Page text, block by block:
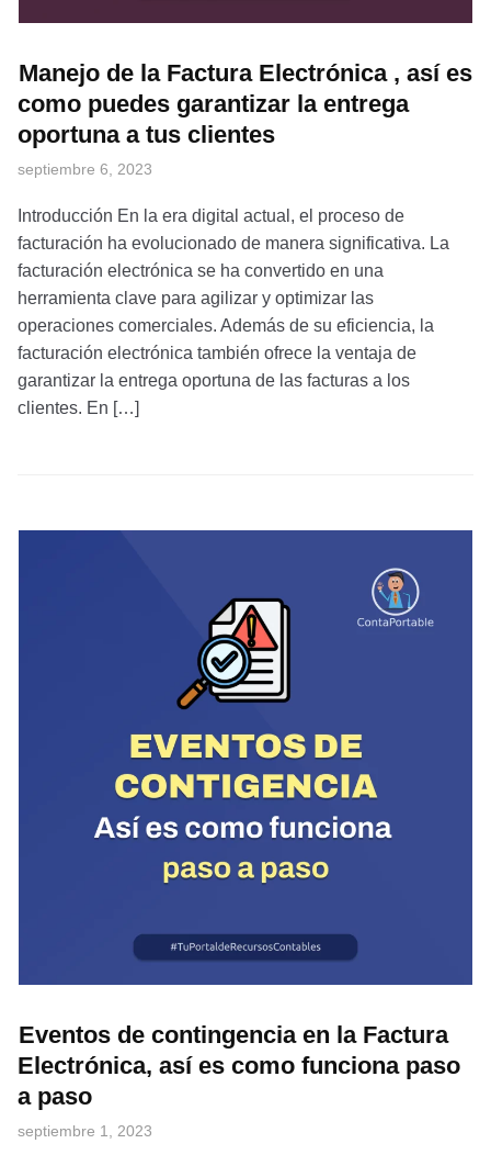
Manejo de la Factura Electrónica , así es
como puedes garantizar la entrega
oportuna a tus clientes
septiembre 6, 2023
Introducción En la era digital actual, el proceso de
facturación ha evolucionado de manera significativa. La
facturación electrónica se ha convertido en una
herramienta clave para agilizar y optimizar las
operaciones comerciales. Además de su eficiencia, la
facturación electrónica también ofrece la ventaja de
garantizar la entrega oportuna de las facturas a los
clientes. En […]
Eventos de contingencia en la Factura
Electrónica, así es como funciona paso
a paso
septiembre 1, 2023